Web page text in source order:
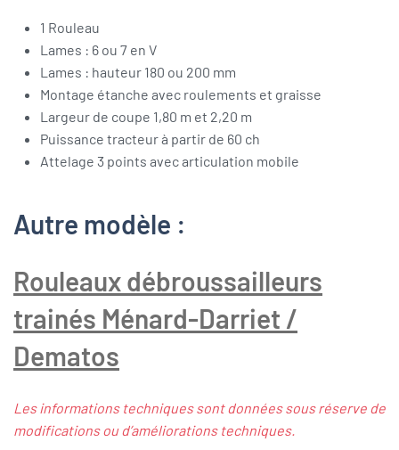
1 Rouleau
Lames : 6 ou 7 en V
Lames : hauteur 180 ou 200 mm
Montage étanche avec roulements et graisse
Largeur de coupe 1,80 m et 2,20 m
Puissance tracteur à partir de 60 ch
Attelage 3 points avec articulation mobile
Autre modèle :
Rouleaux débroussailleurs
trainés Ménard-Darriet /
Dematos
Les informations techniques sont données sous réserve de
modifications ou d’améliorations techniques.